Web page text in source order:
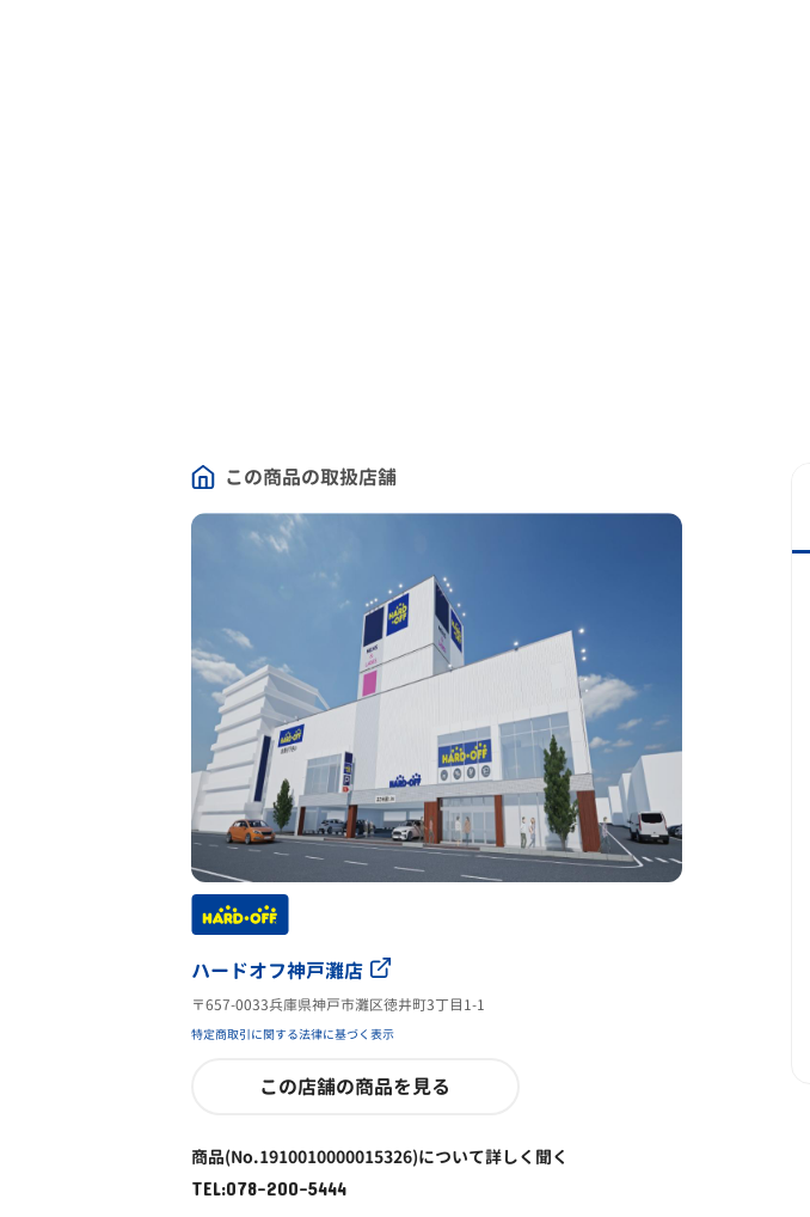
この商品の取扱店舗
ハードオフ神戸灘店
〒657-0033兵庫県神戸市灘区徳井町3丁目1-1
特定商取引に関する法律に基づく表示
この店舗の商品を見る
商品(No.1910010000015326)について詳しく聞く
TEL:078-200-5444